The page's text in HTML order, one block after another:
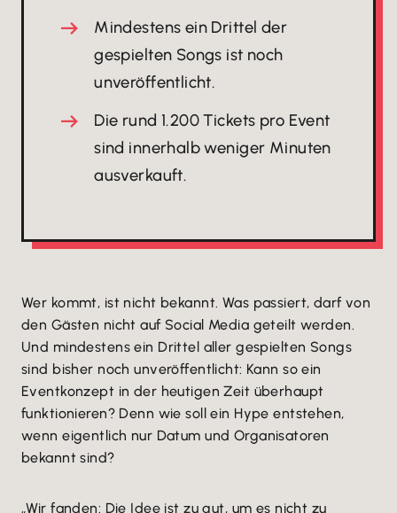
Mindestens ein Drittel der
gespielten Songs ist noch
unveröffentlicht.
Die rund 1.200 Tickets pro Event
sind innerhalb weniger Minuten
ausverkauft.
Wer kommt, ist nicht bekannt. Was passiert, darf von
den Gästen nicht auf Social Media geteilt werden.
Und mindestens ein Drittel aller gespielten Songs
sind bisher noch unveröffentlicht: Kann so ein
Eventkonzept in der heutigen Zeit überhaupt
funktionieren? Denn wie soll ein Hype entstehen,
wenn eigentlich nur Datum und Organisatoren
bekannt sind?
„Wir fanden: Die Idee ist zu gut, um es nicht zu